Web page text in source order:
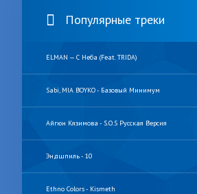
Популярные треки
ELMAN — С Неба (feat. TRIDA)
Sabi, MIA BOYKO - Базовый Минимум
Айгюн Кязимова - S.O.S Русская Версия
Эндшпиль - 10
Ethno Colors - Kismeth